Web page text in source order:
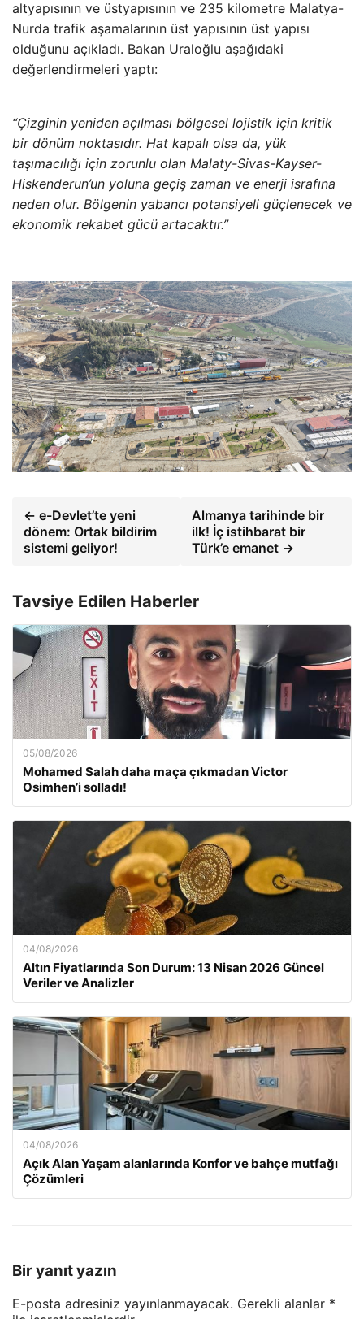
altyapısının ve üstyapısının ve 235 kilometre Malatya-
Nurda trafik aşamalarının üst yapısının üst yapısı
olduğunu açıkladı. Bakan Uraloğlu aşağıdaki
değerlendirmeleri yaptı:
“Çizginin yeniden açılması bölgesel lojistik için kritik
bir dönüm noktasıdır. Hat kapalı olsa da, yük
taşımacılığı için zorunlu olan Malaty-Sivas-Kayser-
Hiskenderun’un yoluna geçiş zaman ve enerji israfına
neden olur. Bölgenin yabancı potansiyeli güçlenecek ve
ekonomik rekabet gücü artacaktır.”
← e-Devlet’te yeni
dönem: Ortak bildirim
sistemi geliyor!
Almanya tarihinde bir
ilk! İç istihbarat bir
Türk’e emanet →
Tavsiye Edilen Haberler
05/08/2026
Mohamed Salah daha maça çıkmadan Victor
Osimhen’i solladı!
04/08/2026
Altın Fiyatlarında Son Durum: 13 Nisan 2026 Güncel
Veriler ve Analizler
04/08/2026
Açık Alan Yaşam alanlarında Konfor ve bahçe mutfağı
Çözümleri
Bir yanıt yazın
E-posta adresiniz yayınlanmayacak. Gerekli alanlar *